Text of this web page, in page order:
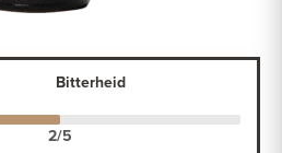
Bitterheid